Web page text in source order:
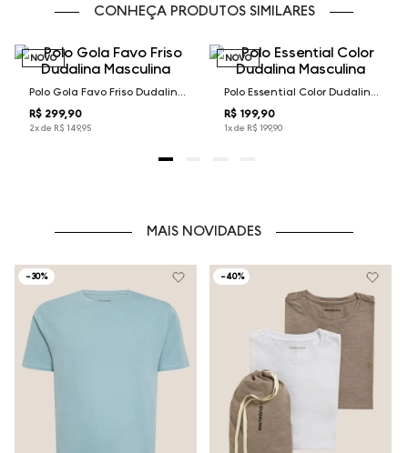
CONHEÇA PRODUTOS SIMILARES
Polo Gola Favo Friso Dudalina Masculina
R$ 299,90
2x de R$ 149,95
NOVO
Polo Essential Color Dudalina Masculina
R$ 199,90
1x de R$ 199,90
NOVO
MAIS NOVIDADES
-30% -40%